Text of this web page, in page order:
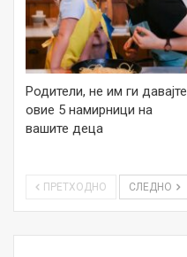
Родители, не им ги давајте
овие 5 намирници на
вашите деца
ПРЕТХОДНО СЛЕДНО